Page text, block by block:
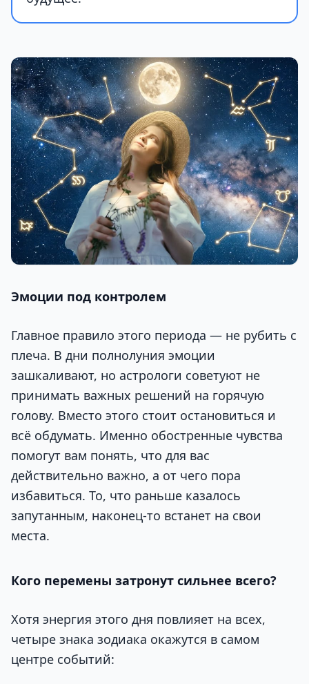
Эмоции под контролем
Главное правило этого периода — не рубить с
плеча. В дни полнолуния эмоции
зашкаливают, но астрологи советуют не
принимать важных решений на горячую
голову. Вместо этого стоит остановиться и
всё обдумать. Именно обостренные чувства
помогут вам понять, что для вас
действительно важно, а от чего пора
избавиться. То, что раньше казалось
запутанным, наконец-то встанет на свои
места.
Кого перемены затронут сильнее всего?
Хотя энергия этого дня повлияет на всех,
четыре знака зодиака окажутся в самом
центре событий: